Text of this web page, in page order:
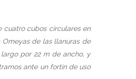
cuatro cubos circulares en
de las llanuras de
por 22 m de ancho, y
ante un fortín de uso